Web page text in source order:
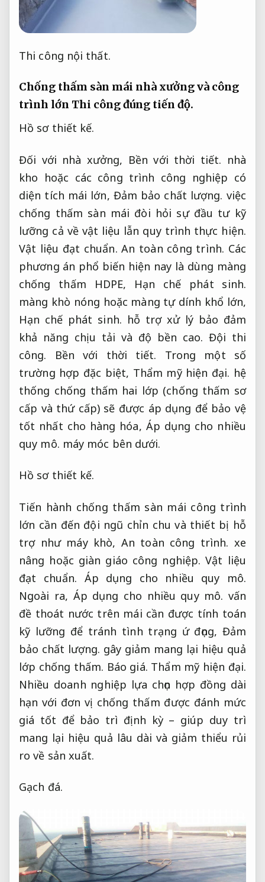
Thi công nội thất.
Chống thấm sàn mái nhà xưởng và công
trình lớn Thi công đúng tiến độ.
Hồ sơ thiết kế.
Đối với nhà xưởng, Bền với thời tiết. nhà
kho hoặc các công trình công nghiệp có
diện tích mái lớn, Đảm bảo chất lượng. việc
chống thấm sàn mái đòi hỏi sự đầu tư kỹ
lưỡng cả về vật liệu lẫn quy trình thực hiện.
Vật liệu đạt chuẩn. An toàn công trình. Các
phương án phổ biến hiện nay là dùng màng
chống thấm HDPE, Hạn chế phát sinh.
màng khò nóng hoặc màng tự dính khổ lớn,
Hạn chế phát sinh. hỗ trợ xử lý bảo đảm
khả năng chịu tải và độ bền cao. Đội thi
công.
Bền với thời tiết. Trong một số
trường hợp đặc biệt, Thẩm mỹ hiện đại. hệ
thống chống thấm hai lớp (chống thấm sơ
cấp và thứ cấp) sẽ được áp dụng để bảo vệ
tốt nhất cho hàng hóa, Áp dụng cho nhiều
quy mô. máy móc bên dưới.
Hồ sơ thiết kế.
Tiến hành chống thấm sàn mái công trình
lớn cần đến đội ngũ chỉn chu và thiết bị hỗ
trợ như máy khò, An toàn công trình. xe
nâng hoặc giàn giáo công nghiệp.Vật liệu
đạt chuẩn. Áp dụng cho nhiều quy mô.
Ngoài ra, Áp dụng cho nhiều quy mô. vấn
đề thoát nước trên mái cần được tính toán
kỹ lưỡng để tránh tình trạng ứ đọng, Đảm
bảo chất lượng. gây giảm mang lại hiệu quả
lớp chống thấm. Báo giá. Thẩm mỹ hiện đại.
Nhiều doanh nghiệp lựa chọn hợp đồng dài
hạn với đơn vị chống thấm được đánh mức
giá tốt để bảo trì định kỳ – giúp duy trì
mang lại hiệu quả lâu dài và giảm thiểu rủi
ro về sản xuất.
Gạch đá.